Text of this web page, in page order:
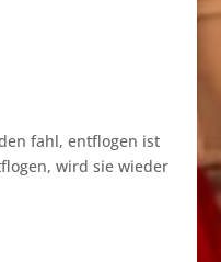
fahl, entflogen ist
wird sie wieder